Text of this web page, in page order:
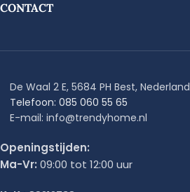
CONTACT
De Waal 2 E, 5684 PH Best, Nederland
Telefoon: 085 060 55 65
E-mail: info@trendyhome.nl
Openingstijden:
Ma-Vr: 09:00 tot 12:00 uur